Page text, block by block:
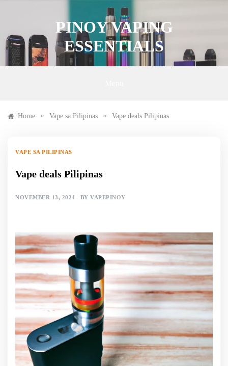
PINOY VAPING
ESSENTIALS
Home » Vape sa Pilipinas » Vape deals Pilipinas
VAPE SA PILIPINAS
Vape deals Pilipinas
NOVEMBER 13, 2024 BY VAPEPINOY